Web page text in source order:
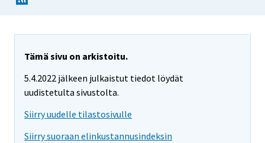
Tämä sivu on arkistoitu.
5.4.2022 jälkeen julkaistut tiedot löydät
uudistetulta sivustolta.
Siirry uudelle tilastosivulle
Siirry suoraan elinkustannusindeksin